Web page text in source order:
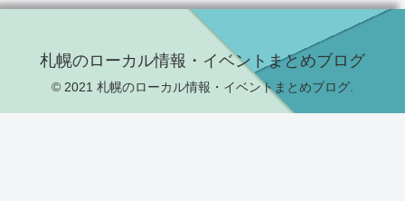
札幌のローカル情報・イベントまとめブログ
© 2021 札幌のローカル情報・イベントまとめブログ.